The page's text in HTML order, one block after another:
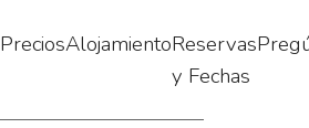
PreciosAlojamientoReservas
y Fechas